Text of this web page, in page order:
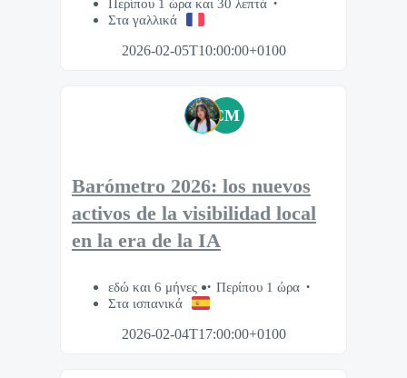
Περίπου 1 ώρα και 30 λεπτά
Στα γαλλικά
2026-02-05T10:00:00+0100
CM
Barómetro 2026: los nuevos
activos de la visibilidad local
en la era de la IA
εδώ και 6 μήνες
Περίπου 1 ώρα
Στα ισπανικά
2026-02-04T17:00:00+0100